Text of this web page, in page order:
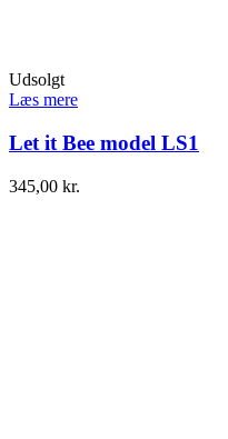
Udsolgt
Læs mere
Let it Bee model LS1
345,00 kr.